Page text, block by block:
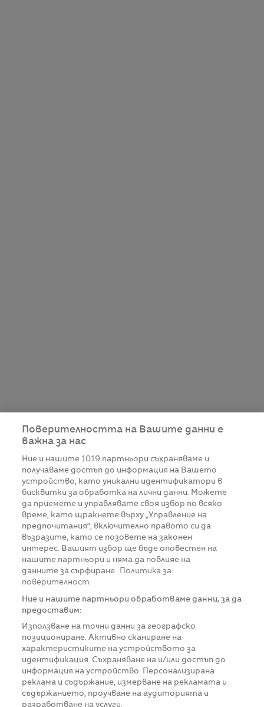
Поверителността на Вашите данни е
важна за нас
Ние и нашите 1019 партньори съхраняваме и
получаваме достъп до информация на Вашето
устройство, като уникални идентификатори в
бисквитки за обработка на лични данни. Можете
да приемете и управлявате своя избор по всяко
време, като щракнете върху „Управление на
предпочитания“, включително правото си да
възразите, като се позовете на законен
интерес. Вашият избор ще бъде оповестен на
нашите партньори и няма да повлияе на
данните за сърфиране.
Политика за
поверителност
Ние и нашите партньори обработваме данни, за да
предоставим:
Използване на точни данни за географско
позициониране. Активно сканиране на
характеристиките на устройството за
идентификация. Съхраняване на и/или достъп до
информация на устройство. Персонализирана
реклама и съдържание, измерване на рекламата и
съдържанието, проучване на аудиторията и
разработване на услуги.